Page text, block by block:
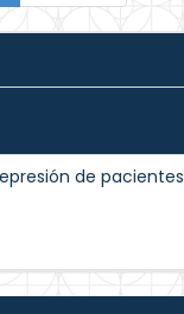
de pacientes